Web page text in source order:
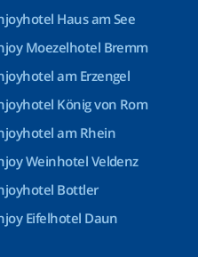
Haus am See
Moezelhotel Bremm
am Erzengel
König von Rom
am Rhein
Weinhotel Veldenz
Bottler
Eifelhotel Daun